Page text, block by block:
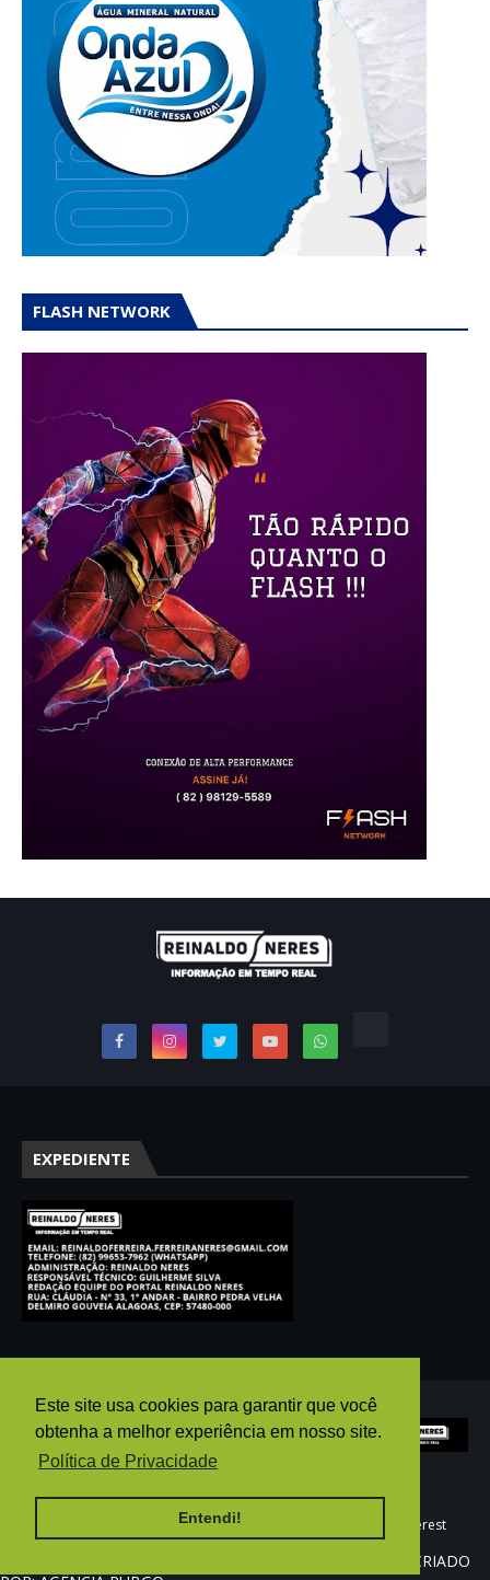
Este site usa cookies para garantir que você
obtenha a melhor experiência em nosso site.
Política de Privacidade
Entendi!
FLASH NETWORK
EXPEDIENTE
AGÊNCIA PUBGO E-MAIL pinterest
REINALDO NERES ©2025 - Todos os direitos reservados. CRIADO